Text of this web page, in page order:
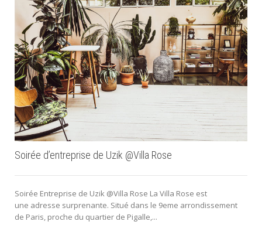
Soirée d’entreprise de Uzik @Villa Rose
Soirée Entreprise de Uzik @Villa Rose La Villa Rose est
une adresse surprenante. Situé dans le 9eme arrondissement
de Paris, proche du quartier de Pigalle,...